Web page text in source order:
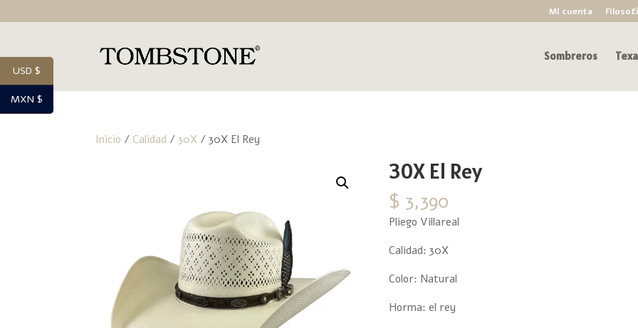
Mi cuenta
Sombreros
Inicio / Calidad /30X / 30X El Rey
30X El Rey
$ 3,390
Pliego Villareal
Calidad: 30X
Color: Natural
Horma: el rey
USD $
MXN $